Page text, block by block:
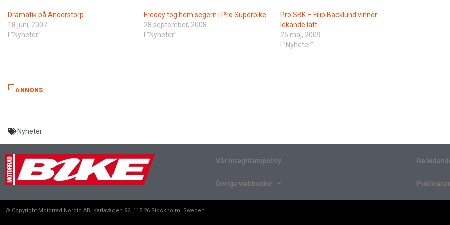
Dramatik på Anderstorp
18 juni, 2007
I ”Nyheter”
Freddy tog hem segern i Pro Superbike
28 september, 2008
I ”Nyheter”
Pro SBK – Filip Backlund vinner
lekande lätt
25 maj, 2009
I ”Nyheter”
ANNONS
Nyheter
Vår integritetspolicy
Övriga webbsidor
De
Publicerat
© Copyright Motorrad Nordic AB, Karlavägen 96, 115 26 Stockholm, Sweden